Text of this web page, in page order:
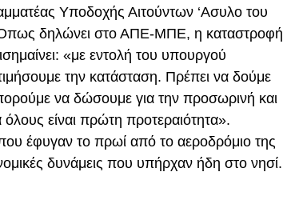
Υποδοχής Αιτούντων ‘Ασυλο του
δηλώνει στο ΑΠΕ-ΜΠΕ, η καταστροφή
«με εντολή του υπουργού
την κατάσταση. Πρέπει να δούμε
να δώσουμε για την προσωρινή και
όλους είναι πρώτη προτεραιότητα».
έφυγαν το πρωί από το αεροδρόμιο της
δυνάμεις που υπήρχαν ήδη στο νησί.